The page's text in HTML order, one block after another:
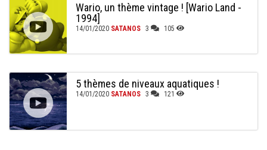
Wario, un thème vintage ! [Wario Land -
1994]
14/01/2020 SATANOS 3 105
5 thèmes de niveaux aquatiques !
14/01/2020 SATANOS 3 121